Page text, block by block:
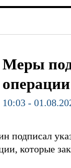
Меры
операции
10:03 -
подписал
которые